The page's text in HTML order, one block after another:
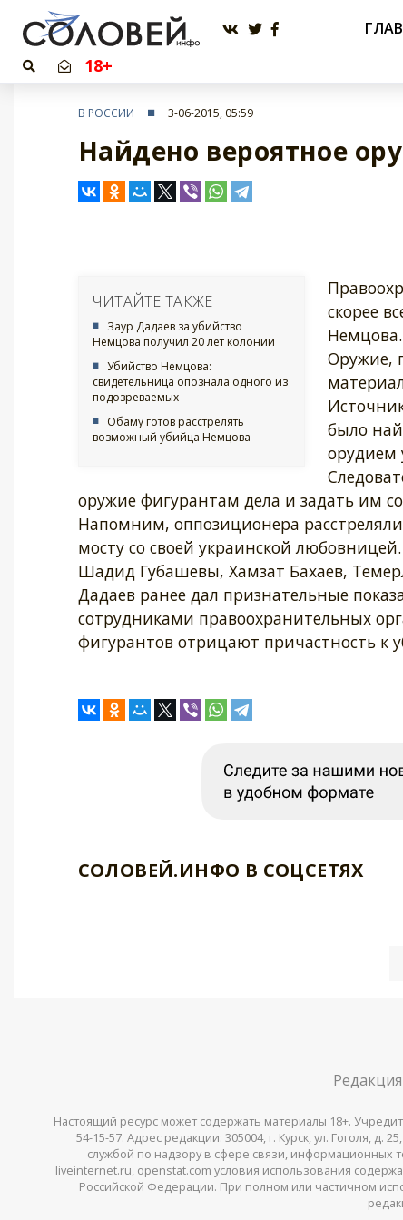
18+
В РОССИИ 3-06-2015, 05:59
Найдено вероятное
ЧИТАЙТЕ ТАКЖЕ
Заур Дадаев за убийство
Немцова получил 20 лет колонии
Убийство Немцова:
свидетельница опознала одного из
подозреваемых
Обаму готов расстрелять
возможный убийца Немцова
скорее
Немцова.
Оружие,
было
орудием
оружие фигурантам дела и задать им
Напомним, оппозиционера
мосту со своей украинской
Шадид Губашевы, Хамзат Бахаев,
Дадаев ранее дал признательные
сотрудниками правоохранительных
фигурантов отрицают причастность к
СОЛОВЕЙ.ИНФО В СОЦСЕТЯХ
Редакция
Настоящий ресурс может содержать материалы 18+.
54-15-57. Адрес редакции: 305004, г. Курск, ул. Гоголя,
службой по надзору в сфере связи, информационных
liveinternet.ru, openstat.com условия использования
Российской Федерации. При полном или частичном